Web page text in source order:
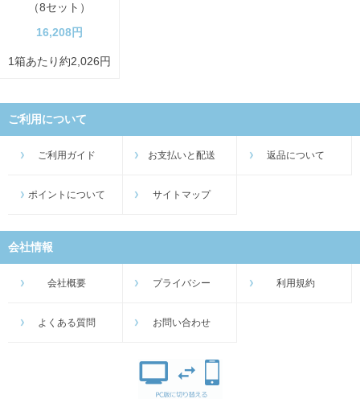
（8セット）
16,208円
1箱あたり約2,026円
ご利用について
ご利用ガイド お支払いと配送 返品について
ポイントについて サイトマップ
会社情報
会社概要 プライバシー 利用規約
よくある質問 お問い合わせ